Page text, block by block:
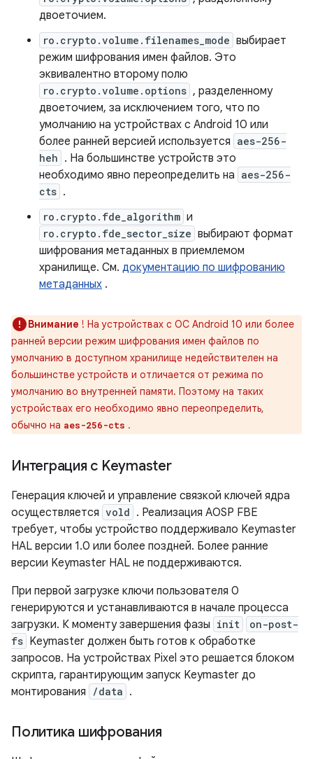
двоеточием.
ro.crypto.volume.filenames_mode выбирает
режим шифрования имен файлов. Это
эквивалентно второму полю
ro.crypto.volume.options , разделенному
двоеточием, за исключением того, что по
умолчанию на устройствах с Android 10 или
более ранней версией используется aes-256-
heh . На большинстве устройств это
необходимо явно переопределить на aes-256-
cts .
ro.crypto.fde_algorithm и
ro.crypto.fde_sector_size выбирают формат
шифрования метаданных в приемлемом
хранилище. См. документацию по шифрованию
метаданных .
Внимание ! На устройствах с ОС Android 10 или более
ранней версии режим шифрования имен файлов по
умолчанию в доступном хранилище недействителен на
большинстве устройств и отличается от режима по
умолчанию во внутренней памяти. Поэтому на таких
устройствах его необходимо явно переопределить,
обычно на aes-256-cts .
Интеграция с Keymaster
Генерация ключей и управление связкой ключей ядра
осуществляется vold . Реализация AOSP FBE
требует, чтобы устройство поддерживало Keymaster
HAL версии 1.0 или более поздней. Более ранние
версии Keymaster HAL не поддерживаются.
При первой загрузке ключи пользователя 0
генерируются и устанавливаются в начале процесса
загрузки. К моменту завершения фазы init
on-post-
fs Keymaster должен быть готов к обработке
запросов. На устройствах Pixel это решается блоком
скрипта, гарантирующим запуск Keymaster до
монтирования
/data .
Политика шифрования